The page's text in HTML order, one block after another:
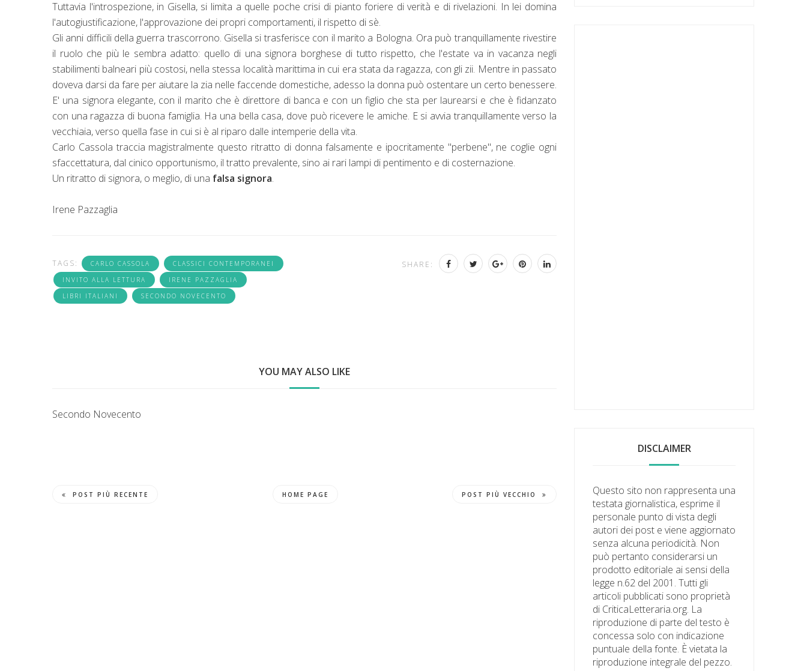
Tuttavia l'introspezione, in Gisella, si limita a quelle poche crisi di pianto foriere di verità e di rivelazioni. In lei domina
l'autogiustificazione, l'approvazione dei propri comportamenti, il rispetto di sè.
Gli anni difficili della guerra trascorrono. Gisella si trasferisce con il marito a Bologna. Ora può tranquillamente rivestire
il ruolo che più le sembra adatto: quello di una signora borghese di tutto rispetto, che l'estate va in vacanza negli
stabilimenti balneari più costosi, nella stessa località marittima in cui era stata da ragazza, con gli zii. Mentre in passato
doveva darsi da fare per aiutare la zia nelle faccende domestiche, adesso la donna può ostentare un certo benessere.
E' una signora elegante, con il marito che è direttore di banca e con un figlio che sta per laurearsi e che è fidanzato
con una ragazza di buona famiglia. Ha una bella casa, dove può ricevere le amiche. E si avvia tranquillamente verso la
vecchiaia, verso quella fase in cui si è al riparo dalle intemperie della vita.
Carlo Cassola traccia magistralmente questo ritratto di donna falsamente e ipocritamente "perbene", ne coglie ogni
sfaccettatura, dal cinico opportunismo, il tratto prevalente, sino ai rari lampi di pentimento e di costernazione.
Un ritratto di signora, o meglio, di una falsa signora.
Irene Pazzaglia
TAGS: CARLO CASSOLA
CLASSICI CONTEMPORANEI
INVITO ALLA LETTURA
IRENE PAZZAGLIA
LIBRI ITALIANI
SECONDO NOVECENTO
SHARE:
YOU MAY ALSO LIKE
Secondo Novecento
POST PIÙ RECENTE HOME PAGE POST PIÙ VECCHIO
DISCLAIMER
Questo sito non rappresenta una
testata giornalistica, esprime il
personale punto di vista degli
autori dei post e viene aggiornato
senza alcuna periodicità. Non
può pertanto considerarsi un
prodotto editoriale ai sensi della
legge n.62 del 2001. Tutti gli
articoli pubblicati sono proprietà
di CriticaLetteraria.org. La
riproduzione di parte del testo è
concessa solo con indicazione
puntuale della fonte. È vietata la
riproduzione integrale del pezzo.